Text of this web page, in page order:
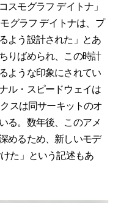
モグラフ デイトナ」
グラフ デイトナは、プ
よう設計された」とあ
りばめられ、この時計
ような印象にされてい
ル・スピードウェイは
スは同サーキットのオ
る。数年後、このアメ
めるため、新しいモデ
た」という記述もあ